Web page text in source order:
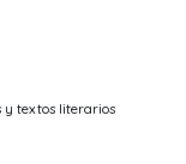
y textos literarios